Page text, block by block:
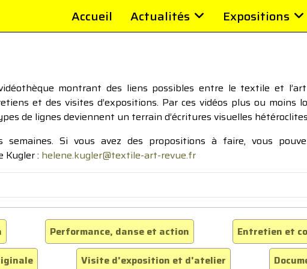
Accueil Actualités Expositions
montrant des liens possibles entre le textile et
et des visites d’expositions. Par ces vidéos plus ou moins
de lignes deviennent un terrain d’écritures visuelles
Si vous avez des propositions à faire, vous
Kugler : helene.kugler@textile-art-revue.fr
Performance, danse et action
Entretien et
Visite d'exposition et d'atelier